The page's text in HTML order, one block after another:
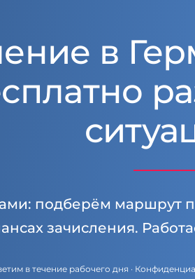
в
подберём маршрут
зачисления.
в течение рабочего дня ·